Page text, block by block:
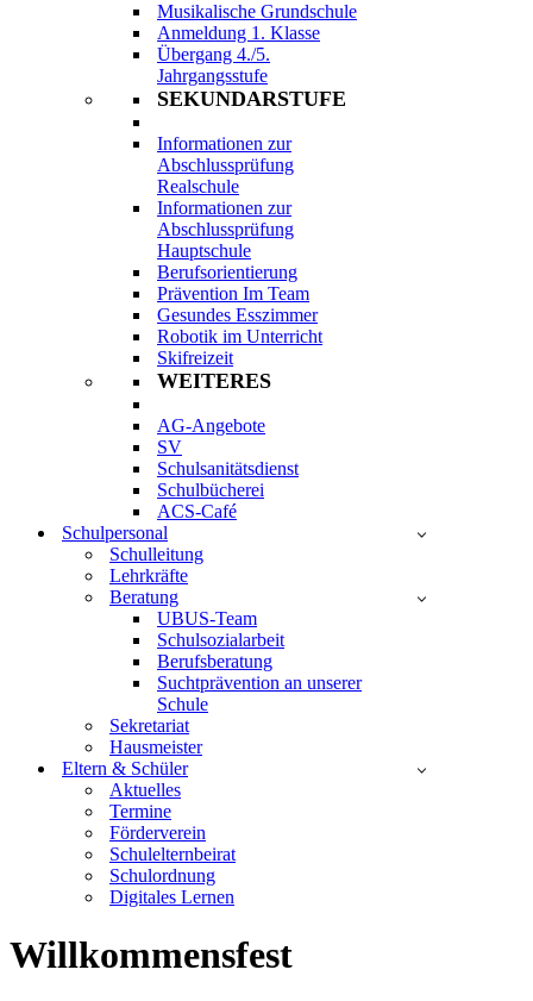
Musikalische Grundschule
Anmeldung 1. Klasse
Übergang 4./5.
Jahrgangsstufe
SEKUNDARSTUFE
Informationen zur
Abschlussprüfung
Realschule
Informationen zur
Abschlussprüfung
Hauptschule
Berufsorientierung
Prävention Im Team
Gesundes Esszimmer
Robotik im Unterricht
Skifreizeit
WEITERES
AG-Angebote
SV
Schulsanitätsdienst
Schulbücherei
ACS-Café
Schulpersonal
Schulleitung
Lehrkräfte
Beratung
UBUS-Team
Schulsozialarbeit
Berufsberatung
Suchtprävention an unserer
Schule
Sekretariat
Hausmeister
Eltern & Schüler
Aktuelles
Termine
Förderverein
Schulelternbeirat
Schulordnung
Digitales Lernen
Willkommensfest